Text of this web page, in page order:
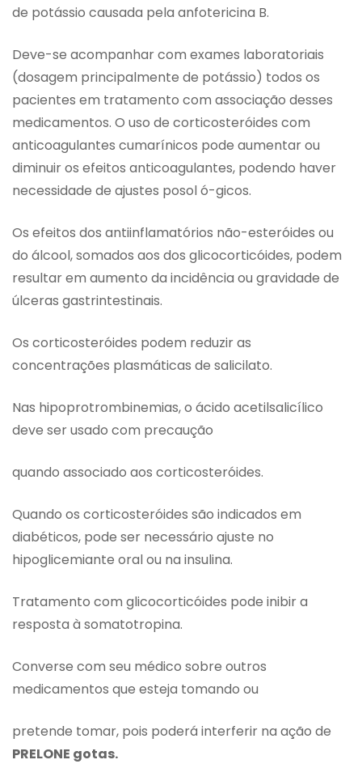
de potássio causada pela anfotericina B.
Deve-se acompanhar com exames laboratoriais
(dosagem principalmente de potássio) todos os
pacientes em tratamento com associação desses
medicamentos. O uso de corticosteróides com
anticoagulantes cumarínicos pode aumentar ou
diminuir os efeitos anticoagulantes, podendo haver
necessidade de ajustes posol ó-gicos.
Os efeitos dos antiinflamatórios não-esteróides ou
do álcool, somados aos dos glicocorticóides, podem
resultar em aumento da incidência ou gravidade de
úlceras gastrintestinais.
Os corticosteróides podem reduzir as
concentrações plasmáticas de salicilato.
Nas hipoprotrombinemias, o ácido acetilsalicílico
deve ser usado com precaução
quando associado aos corticosteróides.
Quando os corticosteróides são indicados em
diabéticos, pode ser necessário ajuste no
hipoglicemiante oral ou na insulina.
Tratamento com glicocorticóides pode inibir a
resposta à somatotropina.
Converse com seu médico sobre outros
medicamentos que esteja tomando ou
pretende tomar, pois poderá interferir na ação de
PRELONE gotas.